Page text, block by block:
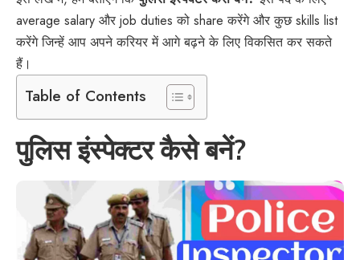
average salary और job duties को share करेंगे और कुछ skills list
करेंगे जिन्हें आप अपने करियर में आगे बढ़ने के लिए विकसित कर सकते
हैं।
Table of Contents
पुलिस इंस्पेक्टर कैसे बनें?